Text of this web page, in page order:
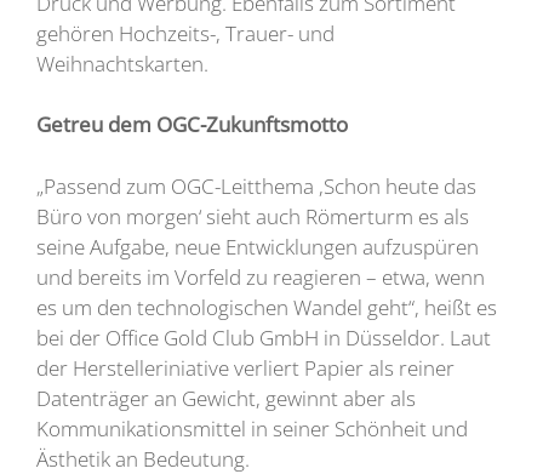
gehören Hochzeits-, Trauer- und
Weihnachtskarten.
Getreu dem OGC-Zukunftsmotto
„Passend zum OGC-Leitthema ,Schon heute das
Büro von morgen‘ sieht auch Römerturm es als
seine Aufgabe, neue Entwicklungen aufzuspüren
und bereits im Vorfeld zu reagieren – etwa, wenn
es um den technologischen Wandel geht“, heißt es
bei der Office Gold Club GmbH in Düsseldor. Laut
der Herstelleriniative verliert Papier als reiner
Datenträger an Gewicht, gewinnt aber als
Kommunikationsmittel in seiner Schönheit und
Ästhetik an Bedeutung.